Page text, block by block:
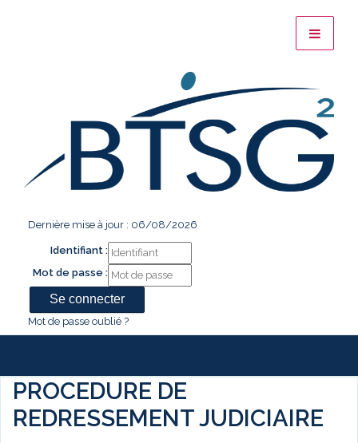
Dernière mise à jour : 06/08/2026
Identifiant :
Mot de passe :
Mot de passe oublié ?
PROCEDURE DE
REDRESSEMENT JUDICIAIRE